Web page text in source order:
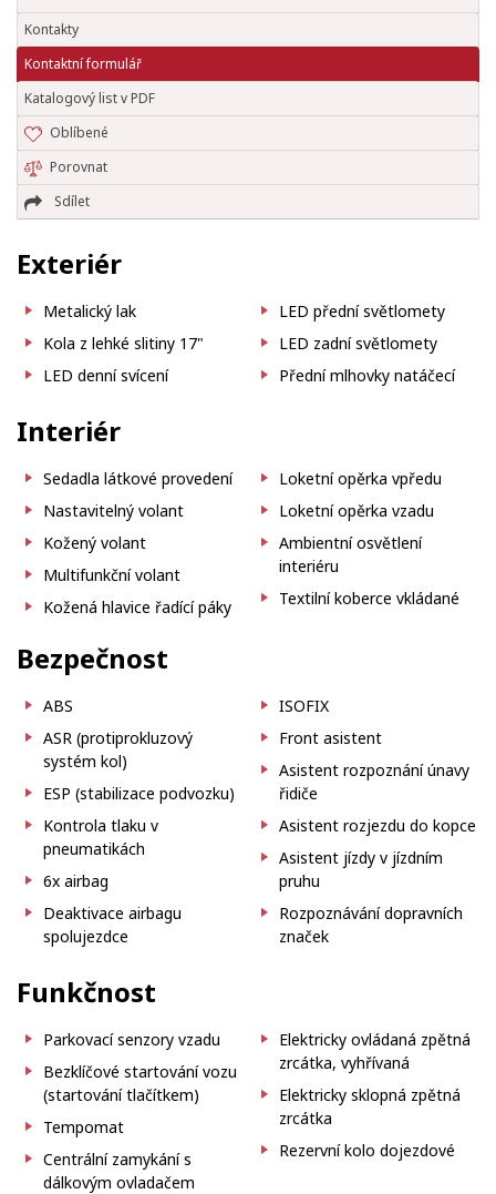
Kontakty
Kontaktní formulář
Katalogový list v PDF
Oblíbené
Porovnat
Sdílet
Exteriér
Metalický lak
Kola z lehké slitiny 17"
LED denní svícení
LED přední světlomety
LED zadní světlomety
Přední mlhovky natáčecí
Interiér
Sedadla látkové provedení
Nastavitelný volant
Kožený volant
Multifunkční volant
Kožená hlavice řadící páky
Loketní opěrka vpředu
Loketní opěrka vzadu
Ambientní osvětlení
interiéru
Textilní koberce vkládané
Bezpečnost
ABS
ASR (protiprokluzový
systém kol)
ESP (stabilizace podvozku)
Kontrola tlaku v
pneumatikách
6x airbag
Deaktivace airbagu
spolujezdce
ISOFIX
Front asistent
Asistent rozpoznání únavy
řidiče
Asistent rozjezdu do kopce
Asistent jízdy v jízdním
pruhu
Rozpoznávání dopravních
značek
Funkčnost
Parkovací senzory vzadu
Bezklíčové startování vozu
(startování tlačítkem)
Tempomat
Centrální zamykání s
dálkovým ovladačem
Elektricky ovládaná zpětná
zrcátka, vyhřívaná
Elektricky sklopná zpětná
zrcátka
Rezervní kolo dojezdové